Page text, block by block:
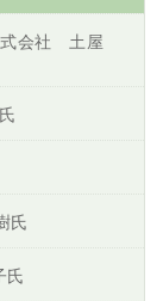
式会社 土屋
氏
氏